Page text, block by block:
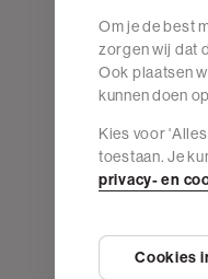
Wij zijn
Over The Sting
Duurzame
Onze winkels
Om je de best
zorgen wij dat
Ook plaatsen
kunnen doen
Kies voor
toestaan. Je
privacy- en
Cookies